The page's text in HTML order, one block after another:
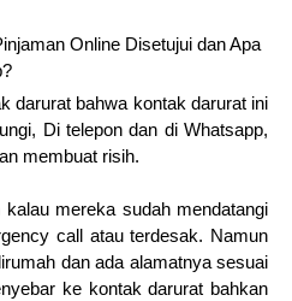
Online Disetujui dan Apa
darurat bahwa kontak darurat ini
Di telepon dan di Whatsapp,
membuat risih.
mereka sudah mendatangi
call atau terdesak. Namun
dan ada alamatnya sesuai
ke kontak darurat bahkan